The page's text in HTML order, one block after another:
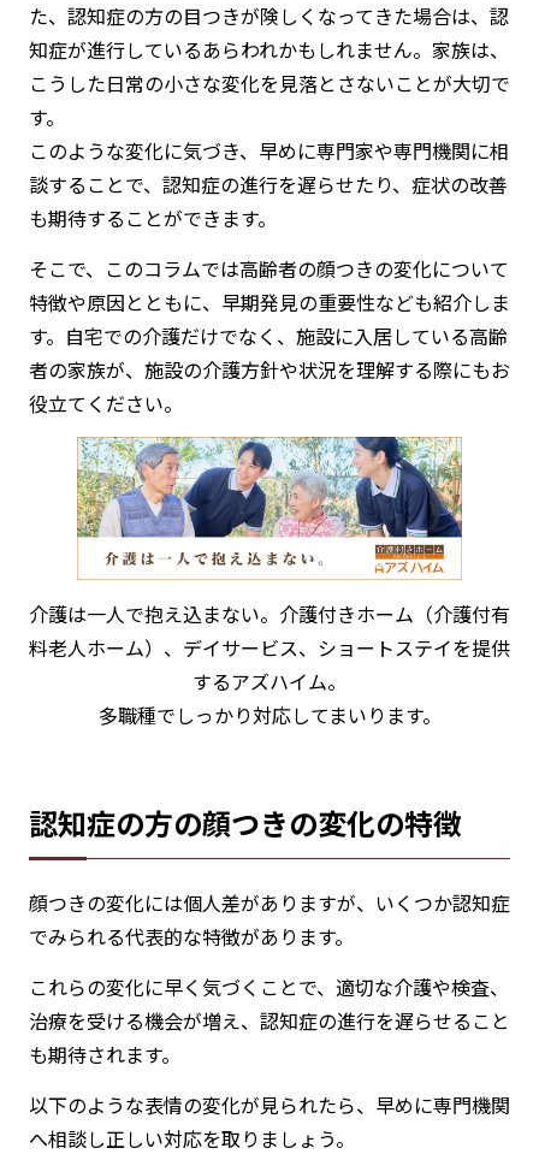
た、認知症の方の目つきが険しくなってきた場合は、認
知症が進行しているあらわれかもしれません。家族は、
こうした日常の小さな変化を見落とさないことが大切で
す。
このような変化に気づき、早めに専門家や専門機関に相
談することで、認知症の進行を遅らせたり、症状の改善
も期待することができます。
そこで、このコラムでは高齢者の顔つきの変化について
特徴や原因とともに、早期発見の重要性なども紹介しま
す。自宅での介護だけでなく、施設に入居している高齢
者の家族が、施設の介護方針や状況を理解する際にもお
役立てください。
介護は一人で抱え込まない。介護付きホーム（介護付有
料老人ホーム）、デイサービス、ショートステイを提供
するアズハイム。
多職種でしっかり対応してまいります。
認知症の方の顔つきの変化の特徴
顔つきの変化には個人差がありますが、いくつか認知症
でみられる代表的な特徴があります。
これらの変化に早く気づくことで、適切な介護や検査、
治療を受ける機会が増え、認知症の進行を遅らせること
も期待されます。
以下のような表情の変化が見られたら、早めに専門機関
へ相談し正しい対応を取りましょう。